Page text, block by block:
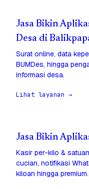
Jasa Bikin
Desa di
Surat online, data
BUMDes, hingga
informasi desa.
Lihat layanan →
Jasa Bikin
Kasir per-kilo &
cucian, notifikasi
kiloan hingga premium.